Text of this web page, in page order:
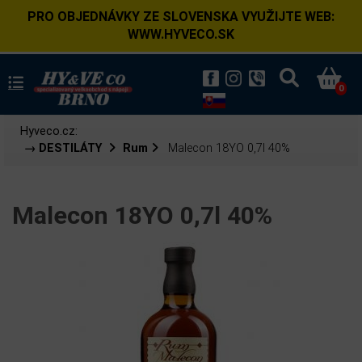
PRO OBJEDNÁVKY ZE SLOVENSKA VYUŽIJTE WEB:
WWW.HYVECO.SK
0
Hyveco.cz:
→ DESTILÁTY
Rum Malecon 18YO 0,7l 40%
Malecon 18YO 0,7l 40%